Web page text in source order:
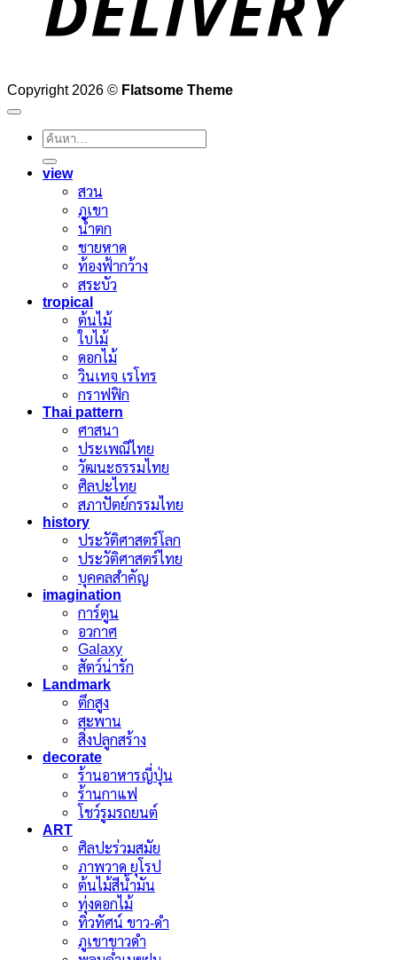
Copyright 2026 © Flatsome Theme
ค้นหา:
view
สวน
ภูเขา
น้ำตก
ชายหาด
ท้องฟ้ากว้าง
สระบัว
tropical
ต้นไม้
ใบไม้
ดอกไม้
วินเทจ เรโทร
กราฟฟิก
Thai pattern
ศาสนา
ประเพณีไทย
วัฒนะธรรมไทย
ศิลปะไทย
สภาปัตย์กรรมไทย
history
ประวัติศาสตร์โลก
ประวัติศาสตร์ไทย
บุคคลสำคัญ
imagination
การ์ตูน
อวกาศ
Galaxy
สัตว์น่ารัก
Landmark
ตึกสูง
สะพาน
สิ่งปลูกสร้าง
decorate
ร้านอาหารญี่ปุ่น
ร้านกาแฟ
โชว์รูมรถยนต์
ART
ศิลปะร่วมสมัย
ภาพวาด ยุโรป
ต้นไม้สีน้ำมัน
ทุ่งดอกไม้
ทิวทัศน์ ขาว-ดำ
ภูเขาขาวดำ